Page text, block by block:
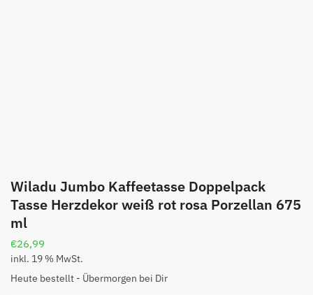
Wiladu Jumbo Kaffeetasse Doppelpack
Tasse Herzdekor weiß rot rosa Porzellan 675
ml
€26,99
inkl. 19 % MwSt.
Heute bestellt - Übermorgen bei Dir